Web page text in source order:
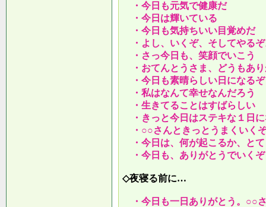
・今日も元気で健康だ
・今日は輝いている
・今日も気持ちいい目覚めだ
・よし、いくぞ、そしてやる
・さっ今日も、笑顔でいこう
・おてんとうさま、どうもあ
・今日も素晴らしい日になるぞ
・私はなんて幸せなんだろう
・生きてることはすばらしい
・きっと今日はステキな１日
・○○さんときっとうまくいく
・今日は、何が起こるか、と
・今日も、ありがとうでいくぞ
◇夜寝る前に…
・今日も一日ありがとう。○○